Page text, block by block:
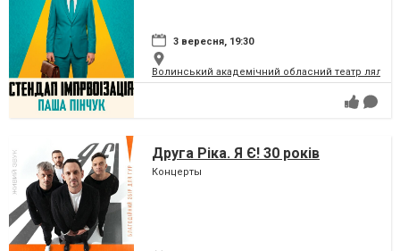
3 вересня, 19:30
Волинський академічний обласний театр ляльок
Друга Ріка. Я Є! 30 років
Концерты